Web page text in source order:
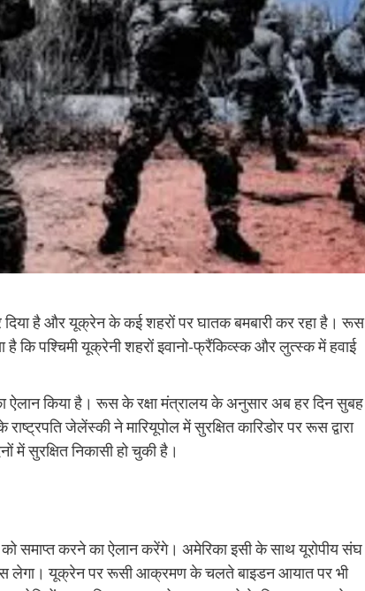
है और यूक्रेन के कई शहरों पर घातक बमबारी कर रहा है। रूस
कि पश्चिमी यूक्रेनी शहरों इवानो-फ्रैंकिव्स्क और लुत्स्क में हवाई
किया है। रूस के रक्षा मंत्रालय के अनुसार अब हर दिन सुबह
जेलेंस्की ने मारियूपोल में सुरक्षित कारिडोर पर रूस द्वारा
में सुरक्षित निकासी हो चुकी है।
को समाप्त करने का ऐलान करेंगे। अमेरिका इसी के साथ यूरोपीय संघ
लेगा। यूक्रेन पर रूसी आक्रमण के चलते बाइडन आयात पर भी